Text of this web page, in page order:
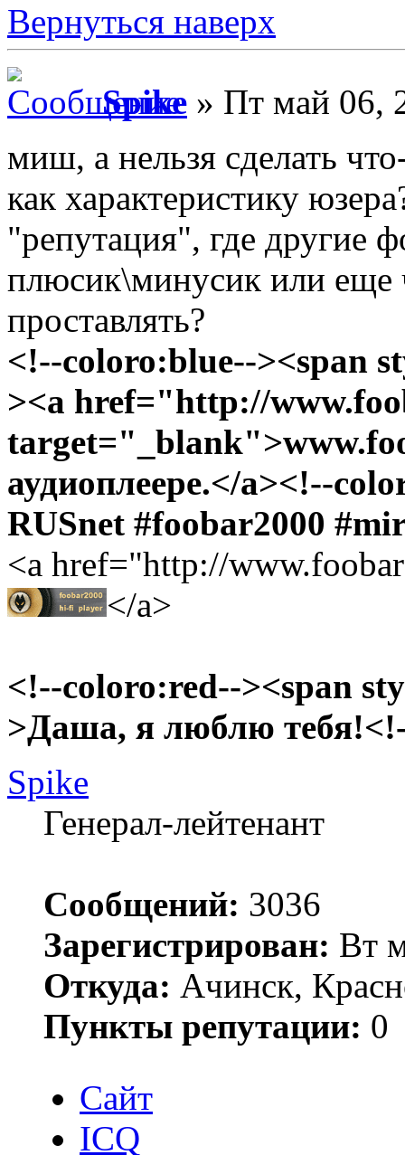
Вернуться наверх
Spike » Пт май 06,
миш, а нельзя сделать
как характеристику
"репутация", где другие
плюсик\минусик или еще
проставлять?
<!--coloro:blue--><span
><a href="http://
аудиоплеере.</a><!--
RUSnet #foobar2000
<a href="http://
</a>
<!--coloro:red--><span
>Даша, я люблю
Spike
Генерал-лейтенант
Сообщений: 3036
Зарегистрирован: Вт
Откуда: Ачинск,
Пункты репутации: 0
Сайт
ICQ